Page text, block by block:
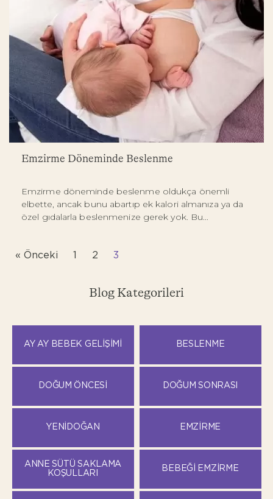
Emzirme Döneminde Beslenme
Emzirme döneminde beslenme oldukça önemli
elbette, ancak bunu abartıp ek kalori almanıza ya da
özel gıdalarla beslenmenize gerek yok. Bu...
« Önceki 1 2 3
Blog Kategorileri
AY AY BEBEK GELIŞIMI BESLENME
DOĞUM ÖNCESI DOĞUM SONRASI
YENIDOĞAN EMZIRME
ANNE SÜTÜ SAKLAMA
KOŞULLARI
BEBEĞI EMZIRME